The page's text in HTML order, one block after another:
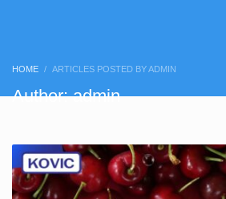
HOME ARTICLES POSTED BY ADMIN
Author:admin